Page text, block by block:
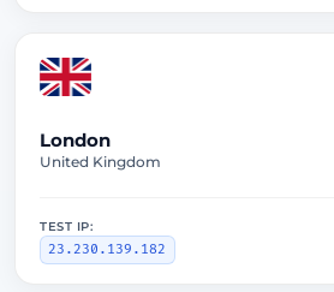
London
United Kingdom
TEST IP:
23.230.139.182